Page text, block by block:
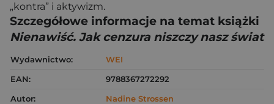
„kontra” i aktywizm.
Szczegółowe informacje na temat książki
Nienawiść. Jak cenzura niszczy nasz świat
Wydawnictwo:
WEI
EAN:
9788367272292
Autor:
Nadine Strossen